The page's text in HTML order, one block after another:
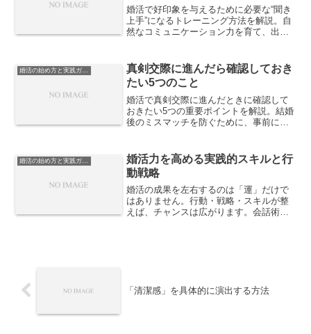
婚活で好印象を与えるために必要な“聞き
上手”になるトレーニング方法を解説。自
然なコミュニケーション力を育て、出会
婚活の始め方と実践ガイド
真剣交際に進んだら確認しておき
たい5つのこと
婚活で真剣交際に進んだときに確認して
おきたい5つの重要ポイントを解説。結婚
後のミスマッチを防ぐために、事前に話
婚活力を高める実践的スキルと行
動戦略
婚活の成果を左右するのは「運」だけで
はありません。行動・戦略・スキルが整
えば、チャンスは広がります。会話術、
「清潔感」を具体的に演出する方法